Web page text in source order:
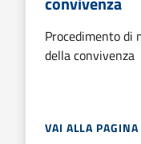
Procedimento di
della convivenza
VAI ALLA PAGINA